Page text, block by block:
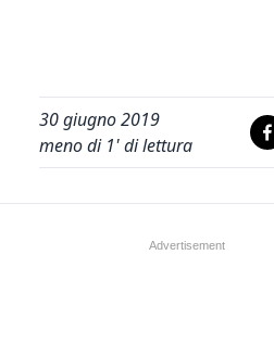
30 giugno 2019
meno di 1' di lettura